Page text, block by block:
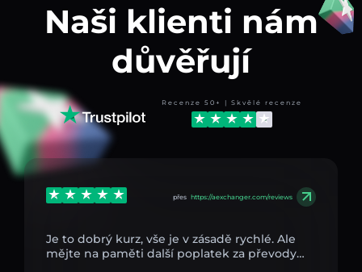
Naši klienti nám
důvěřují
Recenze 50+ | Skvělé recenze
přes https://aexchanger.com/reviews
Je to dobrý kurz, vše je v zásadě rychlé. Ale
mějte na paměti další poplatek za převody…